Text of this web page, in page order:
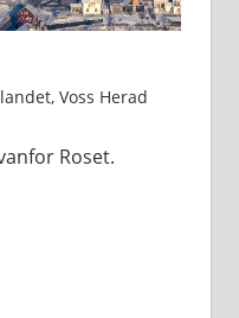
, Voss Herad
Roset.